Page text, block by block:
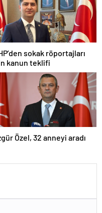
sokak röportajları
kanun teklifi
Özel, 32 anneyi aradı